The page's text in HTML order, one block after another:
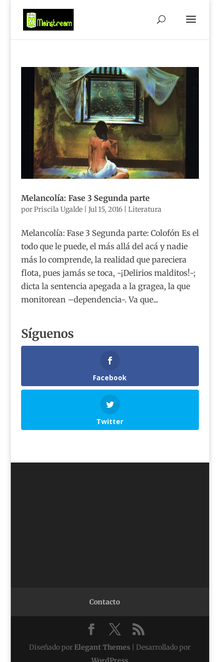
Melancolía: Fase 3 Segunda parte
porPriscila Ugalde| Jul 15, 2016| Literatura
Melancolía: Fase 3 Segunda parte: Colofón Es el
todo que le puede, el más allá del acá y nadie
más lo comprende, la realidad que pareciera
flota, pues jamás se toca, -¡Delirios malditos!-;
dicta la sentencia apegada a la gragea, la que
monitorean –dependencia-. Va que...
Síguenos
Facebook
Twitter
Contacto
Diseñado porElegant Themes | Desarrollado por